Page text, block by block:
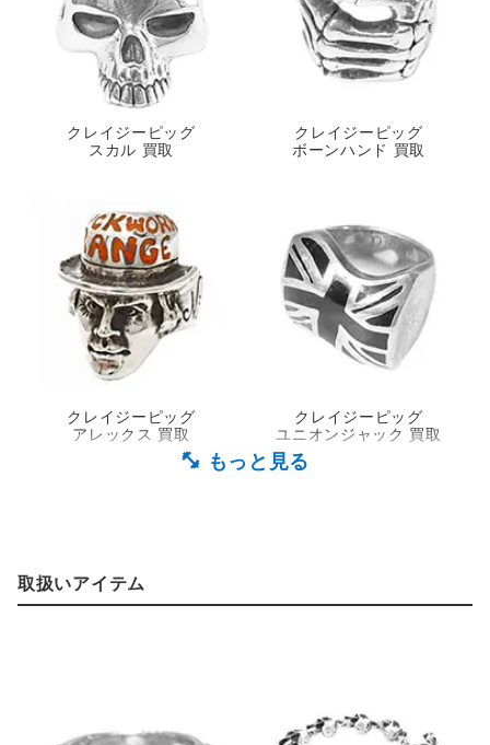
クレイジーピッグ
スカル 買取
クレイジーピッグ
ボーンハンド 買取
クレイジーピッグ
アレックス 買取
クレイジーピッグ
ユニオンジャック 買取
ハンドカフ 買取
取扱いアイテム